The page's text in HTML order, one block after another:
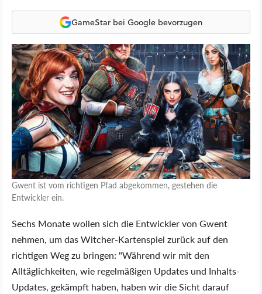
GameStar bei Google bevorzugen
Gwent ist vom richtigen Pfad abgekommen, gestehen die
Entwickler ein.
Sechs Monate wollen sich die Entwickler von Gwent
nehmen, um das Witcher-Kartenspiel zurück auf den
richtigen Weg zu bringen: "Während wir mit den
Alltäglichkeiten, wie regelmäßigen Updates und Inhalts-
Updates, gekämpft haben, haben wir die Sicht darauf